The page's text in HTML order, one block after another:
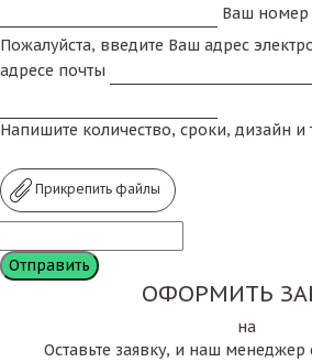
Ваш номер
Пожалуйста, введите Ваш адрес
адресе почты
Напишите количество, сроки, дизайн и
Прикрепить файлы
ОФОРМИТЬ
на
Оставьте заявку, и наш менеджер